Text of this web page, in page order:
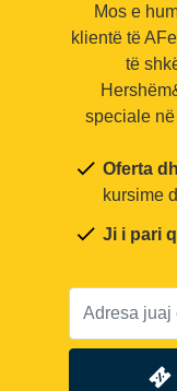
Mos e
klientë të
të
speciale
Oferta
kursime
Ji i pari